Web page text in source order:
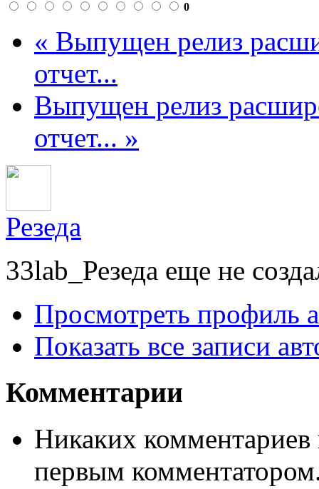
0
« Выпущен релиз
отчет...
Выпущен релиз
отчет... »
Резеда
33lab_Резеда еще не
Просмотреть профиль
Показать все записи
Комментарии
Никаких комментариев
первым